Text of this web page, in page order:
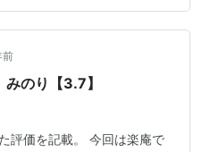
も🫣笑 それでもいいの！ 体
れるゴッドハンドを探す旅
Amoreにお願いして…
前
のり【3.7】
評価を記載。 今回は楽庵で